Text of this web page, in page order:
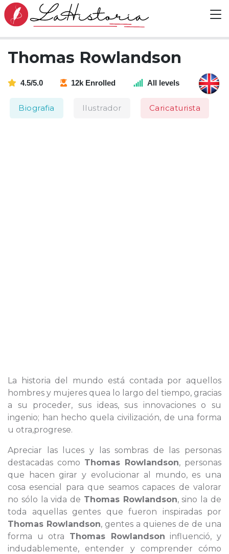
Thomas Rowlandson
4.5/5.0 12k Enrolled All levels
Biografia Ilustrador Caricaturista
La historia del mundo está contada por aquellos
hombres y mujeres quea lo largo del tiempo, gracias
a su proceder, sus ideas, sus innovaciones o su
ingenio; han hecho quela civilización, de una forma
u otra,progrese.
Apreciar las luces y las sombras de las personas
destacadas como Thomas Rowlandson, personas
que hacen girar y evolucionar al mundo, es una
cosa esencial para que seamos capaces de valorar
no sólo la vida de Thomas Rowlandson, sino la de
toda aquellas gentes que fueron inspiradas por
Thomas Rowlandson, gentes a quienes de de una
forma u otra Thomas Rowlandson influenció, y
indudablemente, entender y comprender cómo